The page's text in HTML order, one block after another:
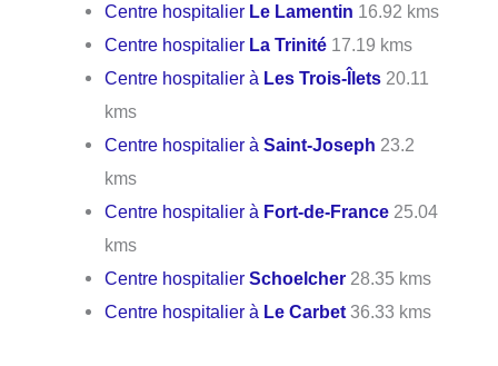
Centre hospitalier Le Lamentin 16.92 kms
Centre hospitalier La Trinité 17.19 kms
Centre hospitalier à Les Trois-Îlets 20.11
kms
Centre hospitalier àSaint-Joseph 23.2
kms
Centre hospitalier à Fort-de-France 25.04
kms
Centre hospitalierSchoelcher 28.35 kms
Centre hospitalier à Le Carbet 36.33 kms